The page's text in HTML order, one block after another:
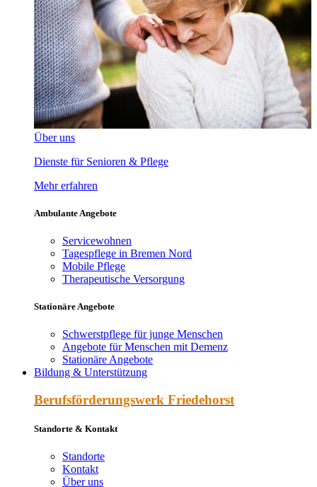
Über uns
Dienste für Senioren & Pflege
Mehr erfahren
Ambulante Angebote
Servicewohnen
Tagespflege in Bremen Nord
Mobile Pflege
Therapeutische Versorgung
Stationäre Angebote
Schwerstpflege für junge Menschen
Angebote für Menschen mit Demenz
Stationäre Angebote
Bildung & Unterstützung
Berufs­förderungs­werk Friede­horst
Standorte & Kontakt
Standorte
Kontakt
Über uns